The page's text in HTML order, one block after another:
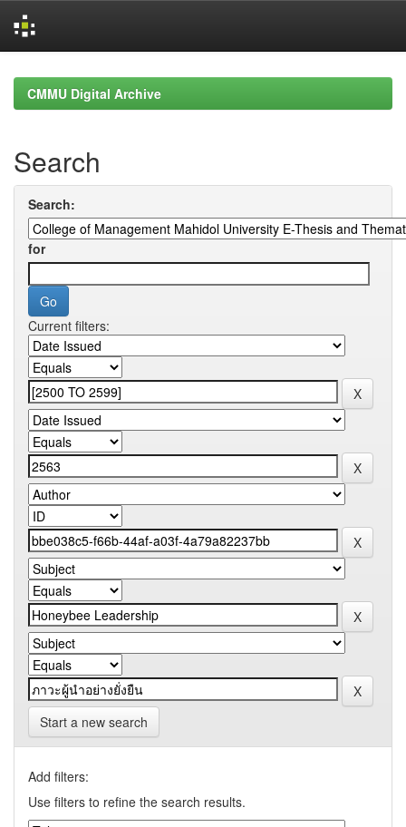
navigationCMMU Digital Archive
Search
Search:
for
Current filters:
Start a new search
Add filters:
Use filters to refine the search results.